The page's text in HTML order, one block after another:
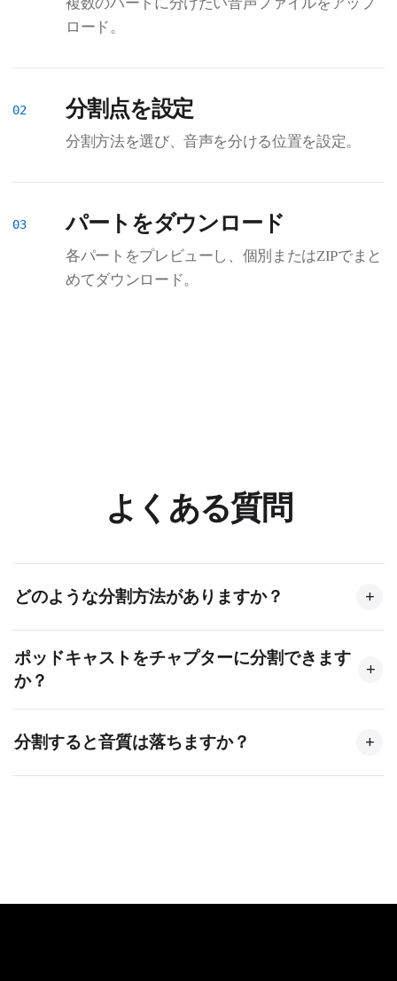
ロード。
分割点を設定
分割方法を選び、音声を分ける位置を設定。
パートをダウンロード
各パートをプレビューし、個別またはZIPでまと
めてダウンロード。
よくある質問
どのような分割方法がありますか？ +
なタイムスタンプで分割できます。用途に応じて使
い分けられます。
ポッドキャストをチャプターに分割できます
か？
+
すか、特定の時刻に手動で分割点を設定できます。
分割すると音質は落ちますか？ +